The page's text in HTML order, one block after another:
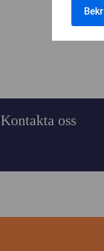
Kontakta oss